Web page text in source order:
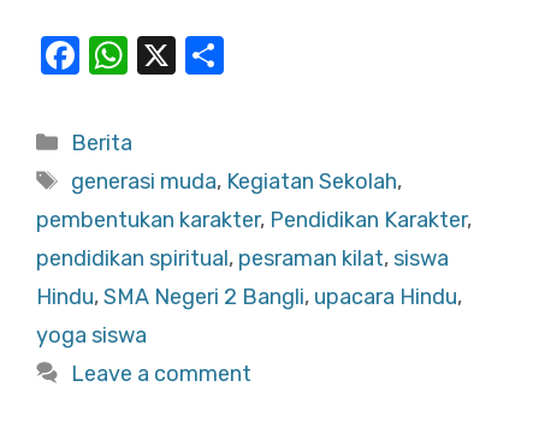
F
c
e
b
o
o
k
W
at
s
A
p
p
X
e
Categories
Berita
Tags
generasi muda, Kegiatan Sekolah,
pembentukan karakter, Pendidikan Karakter,
pendidikan spiritual, pesraman kilat,siswa
Hindu,SMA Negeri 2 Bangli, upacara Hindu,
yoga siswa
Leave a comment